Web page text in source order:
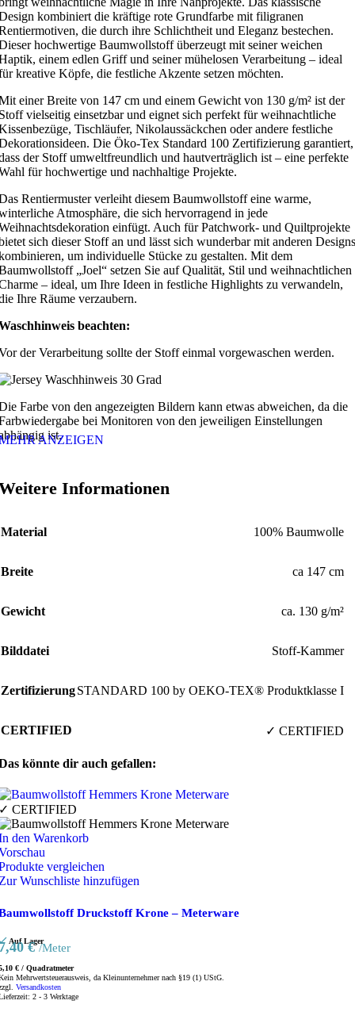
kombiniert die kräftige rote Grundfarbe mit filigranen
die durch ihre Schlichtheit und Eleganz bestechen.
hochwertige Baumwollstoff überzeugt mit seiner weichen
einem edlen Griff und seiner mühelosen Verarbeitung – ideal
kreative Köpfe, die festliche Akzente setzen möchten.
einer Breite von 147 cm und einem Gewicht von 130 g/m² ist der
vielseitig einsetzbar und eignet sich perfekt für weihnachtliche
Tischläufer, Nikolaussäckchen oder andere festliche
Die Öko-Tex Standard 100 Zertifizierung garantiert,
der Stoff umweltfreundlich und hautverträglich ist – eine perfekte
für hochwertige und nachhaltige Projekte.
Rentiermuster verleiht diesem Baumwollstoff eine warme,
Atmosphäre, die sich hervorragend in jede
einfügt. Auch für Patchwork- und Quiltprojekte
sich dieser Stoff an und lässt sich wunderbar mit anderen Designs
um individuelle Stücke zu gestalten. Mit dem
„Joel“ setzen Sie auf Qualität, Stil und weihnachtlichen
– ideal, um Ihre Ideen in festliche Highlights zu verwandeln,
Ihre Räume verzaubern.
beachten:
der Verarbeitung sollte der Stoff einmal vorgewaschen werden.
Farbe von den angezeigten Bildern kann etwas abweichen, da die
bei Monitoren von den jeweiligen Einstellungen
ist.
ANZEIGEN
Informationen
Material 100% Baumwolle
Breite ca 147 cm
Gewicht ca. 130 g/m²
Bilddatei Stoff-Kammer
ZertifizierungSTANDARD 100 by OEKO-TEX® Produktklasse I
CERTIFIED ✓ CERTIFIED
könnte dir auch gefallen:
CERTIFIED
den Warenkorb
vergleichen
Wunschliste hinzufügen
Druckstoff Krone – Meterware
Auf Lager
€ /Meter
€ / Quadratmeter
Mehrwertsteuerausweis, da Kleinunternehmer nach §19 (1) UStG.
Versandkosten
2 - 3 Werktage